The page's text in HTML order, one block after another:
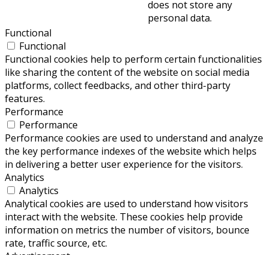
does not store any
personal data.
Functional
Functional
Functional cookies help to perform certain functionalities
like sharing the content of the website on social media
platforms, collect feedbacks, and other third-party
features.
Performance
Performance
Performance cookies are used to understand and analyze
the key performance indexes of the website which helps
in delivering a better user experience for the visitors.
Analytics
Analytics
Analytical cookies are used to understand how visitors
interact with the website. These cookies help provide
information on metrics the number of visitors, bounce
rate, traffic source, etc.